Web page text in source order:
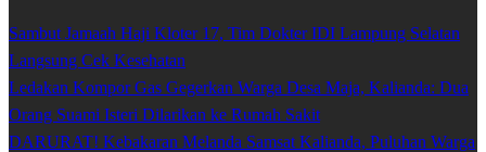
Sambut Jamaah Haji Kloter 17, Tim Dokter IDI Lampung Selatan
Langsung Cek Kesehatan
Ledakan Kompor Gas Gegerkan Warga Desa Maja, Kalianda: Dua
Orang Suami Isteri Dilarikan ke Rumah Sakit
DARURAT! Kebakaran Melanda Samsat Kalianda, Puluhan Warga